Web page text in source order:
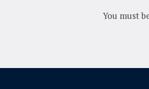
You must